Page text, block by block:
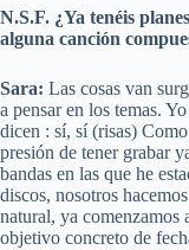
N.S.F. ¿Ya tenéis
alguna canción
Sara: Las cosas van
a pensar en los temas.
dicen : sí, sí (risas)
presión de tener grabar
bandas en las que he
discos, nosotros
natural, ya comenzamos
objetivo concreto de